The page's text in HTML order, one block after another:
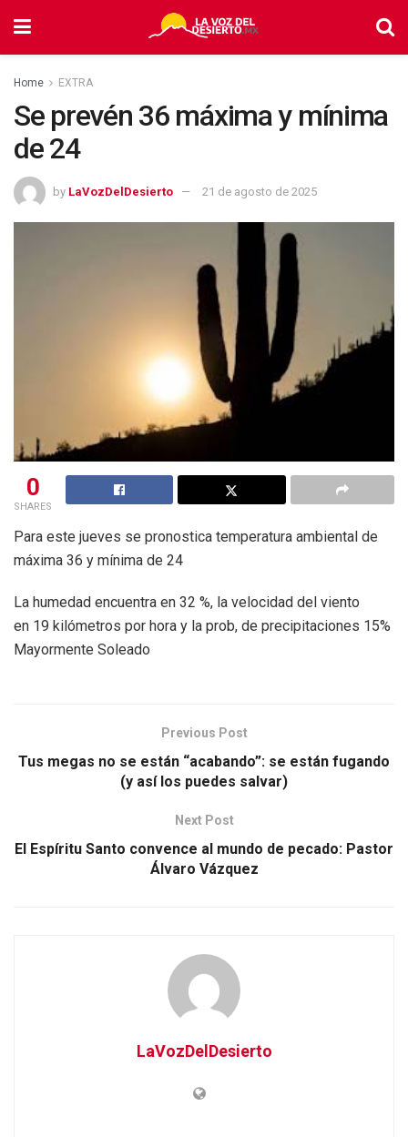
Home EXTRA
Se prevén 36 máxima y mínima
de 24
by LaVozDelDesierto 21 de agosto de 2025
0
SHARES
Para este jueves se pronostica temperatura ambiental de
máxima 36 y mínima de 24
La humedad encuentra en 32 %, la velocidad del viento
en 19 kilómetros por hora y la prob, de precipitaciones 15%
Mayormente Soleado
Previous Post
Tus megas no se están “acabando”: se están fugando
(y así los puedes salvar)
Next Post
El Espíritu Santo convence al mundo de pecado: Pastor
Álvaro Vázquez
LaVozDelDesierto